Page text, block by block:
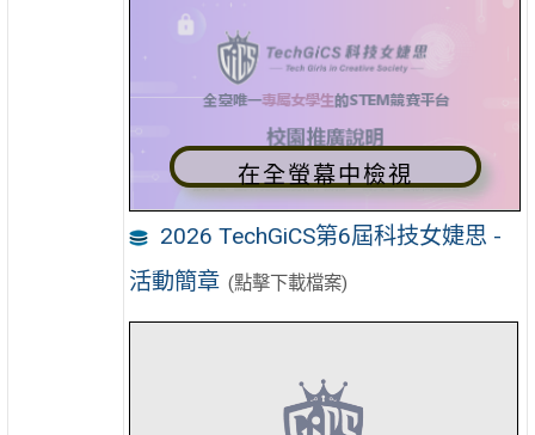
在全螢幕中檢視
2026 TechGiCS第6屆科技女婕思 -
活動簡章 (點擊下載檔案)